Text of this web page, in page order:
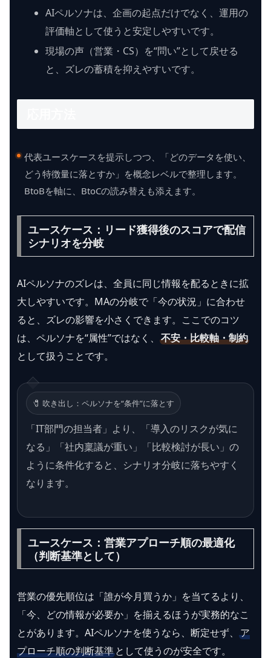
AIペルソナは、企画の起点だけでなく、運用の
評価軸として使うと安定しやすいです。
現場の声（営業・CS）を“問い”として戻せる
と、ズレの蓄積を抑えやすいです。
代表ユースケースを提示しつつ、「どのデータを使い、
どう特徴量に落とすか」を概念レベルで整理します。
BtoBを軸に、BtoCの読み替えも添えます。
ユースケース：リード獲得後のスコアで配信
シナリオを分岐
AIペルソナのズレは、全員に同じ情報を配るときに拡
大しやすいです。MAの分岐で「今の状況」に合わせ
ると、ズレの影響を小さくできます。ここでのコツ
は、ペルソナを“属性”ではなく、 不安・比較軸・制約
として扱うことです。
🧷 吹き出し：ペルソナを“条件”に落とす
「IT部門の担当者」より、「導入のリスクが気に
なる」「社内稟議が重い」「比較検討が長い」の
ように条件化すると、シナリオ分岐に落ちやすく
なります。
ユースケース：営業アプローチ順の最適化
（判断基準として）
営業の優先順位は「誰が今月買うか」を当てるより、
「今、どの情報が必要か」を揃えるほうが実務的なこ
とがあります。AIペルソナを使うなら、断定せず、 ア
プローチ順の判断基準として使うのが安全です。